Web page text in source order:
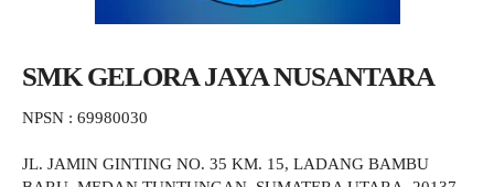
SMK GELORA JAYA NUSANTARA
NPSN : 69980030
JL. JAMIN GINTING NO. 35 KM. 15, LADANG BAMBU